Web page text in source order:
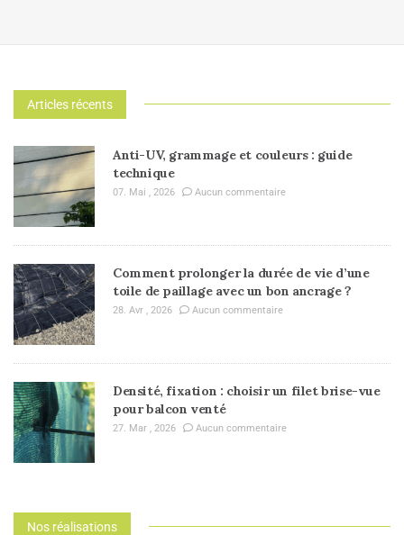
Articles récents
Anti-UV, grammage et couleurs : guide
technique
07. Mai , 2026 Aucun commentaire
Comment prolonger la durée de vie d’une
toile de paillage avec un bon ancrage ?
28. Avr , 2026 Aucun commentaire
Densité, fixation : choisir un filet brise-vue
pour balcon venté
27. Mar , 2026 Aucun commentaire
Nos réalisations